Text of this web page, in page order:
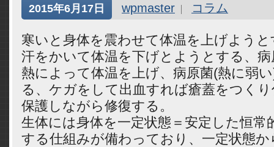
2015年6月17日 wpmaster コラム
寒いと身体を震わせて体温を上げよう
汗をかいて体温を下げとようとする、
熱によって体温を上げ、病原菌(熱に弱
る、ケガをして出血すれば瘡蓋をつく
保護しながら修復する。
生体には身体を一定状態＝安定した恒常
する仕組みが備わっており、一定状態